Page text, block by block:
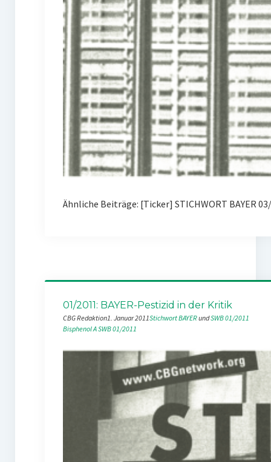
Ähnliche Beiträge: [Ticker] STICHWORT BAYER
01/2011: BAYER-Pestizid in der Kritik
CBG Redaktion1. Januar 2011Stichwort BAYER und SWB 01/2011
Bisphenol ASWB 01/2011